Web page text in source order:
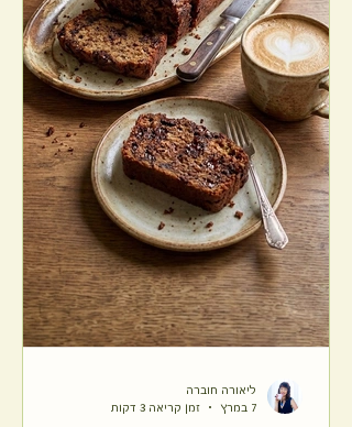
ליאורה חוברה
7 במרץ
זמן קריאה 3 דקות